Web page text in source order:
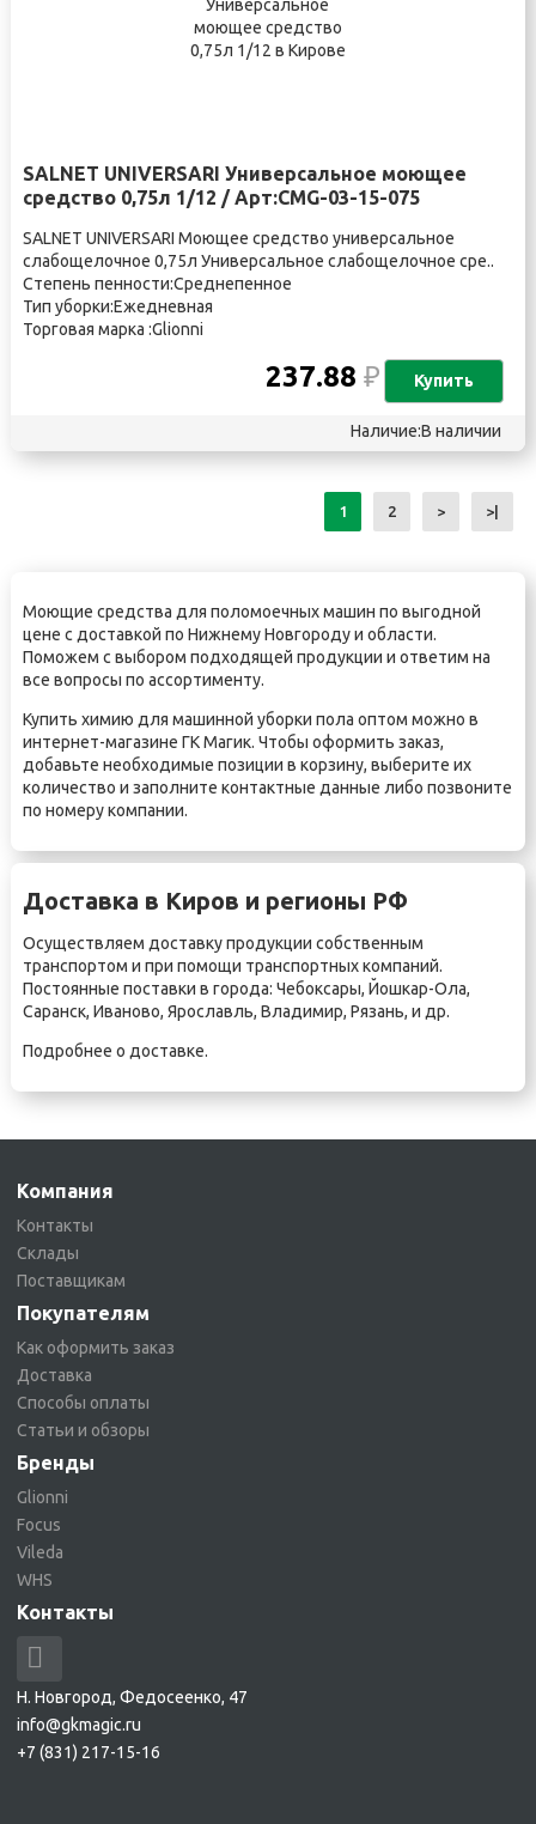
SALNET UNIVERSARI Универсальное моющее
средство 0,75л 1/12 / Арт:CMG-03-15-075
SALNET UNIVERSARI Моющее средство универсальное
слабощелочное 0,75л Универсальное слабощелочное сре..
Степень пенности:Среднепенное
Тип уборки:Ежедневная
Торговая марка :Glionni
237.88₽ Купить
Наличие:В наличии
1 2 > >|
Моющие средства для поломоечных машин по выгодной
цене с доставкой по Нижнему Новгороду и области.
Поможем с выбором подходящей продукции и ответим на
все вопросы по ассортименту.
Купить химию для машинной уборки пола оптом можно в
интернет-магазине ГК Магик. Чтобы оформить заказ,
добавьте необходимые позиции в корзину, выберите их
количество и заполните контактные данные либо позвоните
по номеру компании.
Доставка в Киров и регионы РФ
Осуществляем доставку продукции собственным
транспортом и при помощи транспортных компаний.
Постоянные поставки в города: Чебоксары, Йошкар-Ола,
Саранск, Иваново, Ярославль, Владимир, Рязань, и др.
Подробнее о доставке.
Компания
Контакты
Склады
Поставщикам
Покупателям
Как оформить заказ
Доставка
Способы оплаты
Статьи и обзоры
Бренды
Glionni
Focus
Vileda
WHS
Контакты
Н. Новгород, Федосеенко, 47
info@gkmagic.ru
+7 (831) 217-15-16